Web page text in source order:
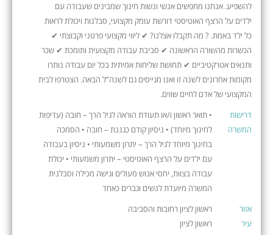
להשפיע. אנחנו מחפשים אנשי ונשות חינוך שמבינים שעבודה עם
ילדים על הרצף האוטיסטי דורשת עומק מקצועי, סבלנות ויכולת לראות
כל ילד באמת. ? מה תקבלו אצלנו? ✔ ליווי מקצועי פרטני וקבוצתי ✔
הכשרות מהשורה הראשונה ✔ סביבת עבודה מקצועית ותומכת ✔ שכר
ותנאים אטרקטיביים ✔ תחושת שליחות אמיתית בכל יום עבודה נותרו
מקומות אחרונים לשנה זו ואנו מגייסים גם לשנה”ל הבאה. הצטרפו לבית
המקצועי של אדם לחיים שווים.
דרישות
המשרה
• תואר ראשון ו/או תעודת הוראה לגיל הרך – חובה (עדיפות
לחינוך מיוחד) • ניסיון קודם כגננת – חובה • הסמכה
בחינוך מיוחד לגיל הרך – יתרון משמעותי • ניסיון בעבודה
עם ילדים על הרצף האוטיסטי – יתרון משמעותי • יכולת
עבודה בצוות, יחסי אנוש מעולים וגישה מכילה וסבלנית
המשרה מיועדת לנשים וגברים כאחד
אזור
ראשון לציון רחובות והסביבה
עיר
ראשון לציון